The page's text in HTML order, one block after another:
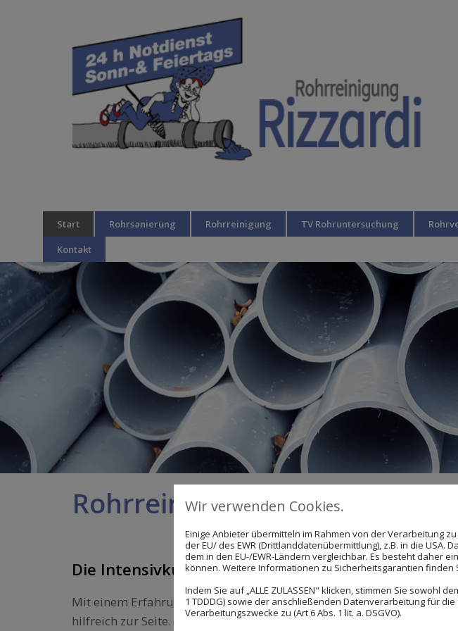
Start Rohrsanierung Rohrreinigung TV Rohruntersuchung
Kontakt
Rohrreinigung und
Die Intensivkur für Ihre Abwasserrohre
Mit einem Erfahrungsschatz aus über 30 Jahren Rohrreinigung und
hilfreich zur Seite. Laufen Abwässer nicht mehr ordnungsgemäß ab
Wir verwenden Cookies.
Einige Anbieter übermitteln im Rahmen von der Verarbeitung
der EU/ des EWR (Drittlanddatenübermittlung), z.B. in die
dem in den EU-/EWR-Ländern vergleichbar. Es besteht daher
können. Weitere Informationen zu Sicherheitsgarantien
Indem Sie auf „ALLE ZULASSEN" klicken, stimmen Sie sowohl
1 TDDDG) sowie der anschließenden Datenverarbeitung für
Verarbeitungszwecke zu (Art 6 Abs. 1 lit. a. DSGVO).